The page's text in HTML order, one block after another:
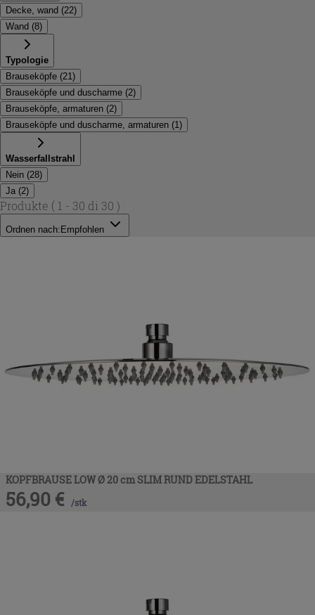
Decke, wand (22)
Wand (8)
Typologie
Brauseköpfe (21 )
Brauseköpfe und duscharme (2)
Brauseköpfe, armaturen (2)
Brauseköpfe und duscharme, armaturen (1 )
Wasserfallstrahl
Nein (28)
Ja (2)
Produkte ( 1 - 30 di 30 )
Ordnen nach: Empfohlen
KOPFBRAUSE LOW Ø 20 cm SLIM RUND EDELSTAHL
56,90 € /stk